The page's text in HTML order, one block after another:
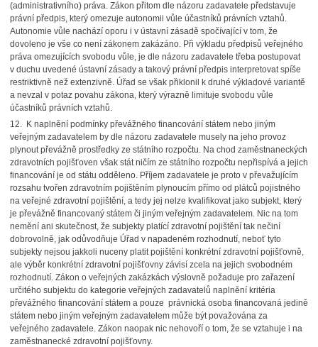
(administrativního) práva. Zákon přitom dle názoru zadavatele představuje
právní předpis, který omezuje autonomii vůle účastníků právních vztahů.
Autonomie vůle nachází oporu i v ústavní zásadě spočívající v tom, že
dovoleno je vše co není zákonem zakázáno. Při výkladu předpisů veřejného
práva omezujících svobodu vůle, je dle názoru zadavatele třeba postupovat
v duchu uvedené ústavní zásady a takový právní předpis interpretovat spíše
restriktivně než extenzivně. Úřad se však přiklonil k druhé výkladové variantě
a nevzal v potaz povahu zákona, který výrazně limituje svobodu vůle
účastníků právních vztahů.
12. K naplnění podmínky převážného financování státem nebo jiným
veřejným zadavatelem by dle názoru zadavatele musely na jeho provoz
plynout převážně prostředky ze státního rozpočtu. Na chod zaměstnaneckých
zdravotních pojišťoven však stát ničím ze státního rozpočtu nepřispívá a jejich
financování je od státu odděleno. Příjem zadavatele je proto v převažujícím
rozsahu tvořen zdravotním pojištěním plynoucím přímo od plátců pojistného
na veřejné zdravotní pojištění, a tedy jej nelze kvalifikovat jako subjekt, který
je převážně financovaný státem či jiným veřejným zadavatelem. Nic na tom
nemění ani skutečnost, že subjekty platící zdravotní pojištění tak nečiní
dobrovolně, jak odůvodňuje Úřad v napadeném rozhodnutí, neboť tyto
subjekty nejsou jakkoli nuceny platit pojištění konkrétní zdravotní pojišťovně,
ale výběr konkrétní zdravotní pojišťovny závisí zcela na jejich svobodném
rozhodnutí. Zákon o veřejných zakázkách výslovně požaduje pro zařazení
určitého subjektu do kategorie veřejných zadavatelů naplnění kritéria
převážného financování státem a pouze právnická osoba financovaná jedině
státem nebo jiným veřejným zadavatelem může být považována za
veřejného zadavatele. Zákon naopak nic nehovoří o tom, že se vztahuje i na
zaměstnanecké zdravotní pojišťovny.